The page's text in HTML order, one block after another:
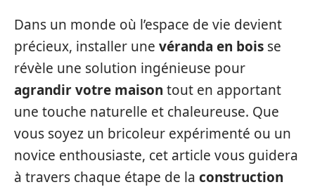
Dans un monde où l’espace de vie devient
précieux, installer une véranda en bois se
révèle une solution ingénieuse pour
agrandir votre maison tout en apportant
une touche naturelle et chaleureuse. Que
vous soyez un bricoleur expérimenté ou un
novice enthousiaste, cet article vous guidera
à travers chaque étape de la construction